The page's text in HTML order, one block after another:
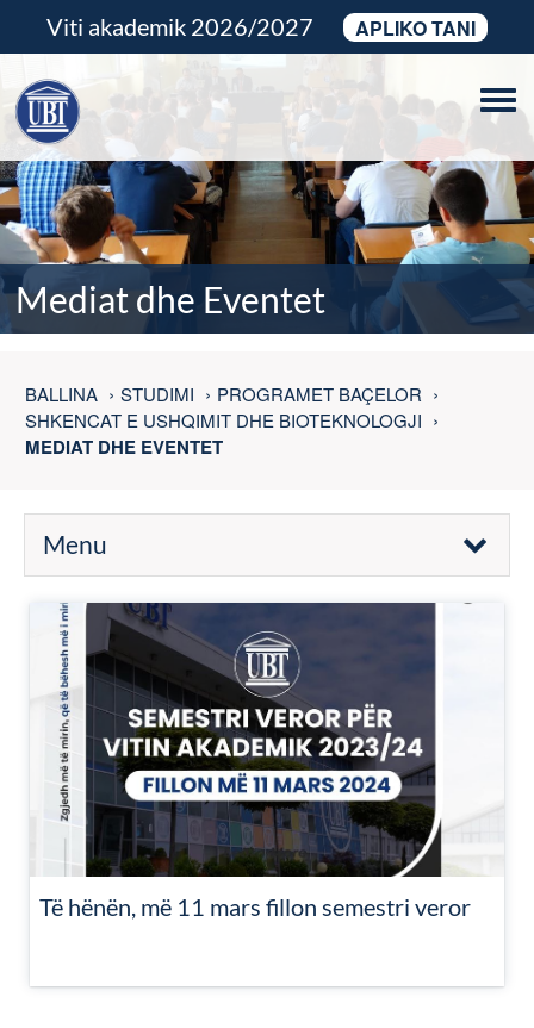
Viti akademik 2026/2027 APLIKO TANI
Mediat dhe Eventet
BALLINA STUDIMI
PROGRAMET BAÇELOR
SHKENCAT E USHQIMIT DHE BIOTEKNOLOGJI
MEDIAT DHE EVENTET
Menu
Të hënën, më 11 mars fillon semestri veror